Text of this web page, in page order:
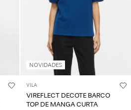
NOVIDADES
VILA
VIREFLECT DECOTE BARCO
TOP DE MANGA CURTA